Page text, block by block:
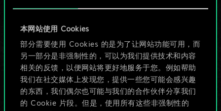
本网站使用 Cookies
部分需要使用 Cookies 的是为了让网站功能可用，而
另一部分是非强制性的，可以为我们提供技术和内容
相关的反馈，以便网站将更好地服务于您。例如帮助
我们在社交媒体上发现您，提供一些您可能会感兴趣
的东西，我们偶尔也可能与我们的合作伙伴分享我们
的 Cookie 片段。但是，使用所有这些非强制性的
牌，但能做的不止这
些！
给牌组命名并撰写攻略